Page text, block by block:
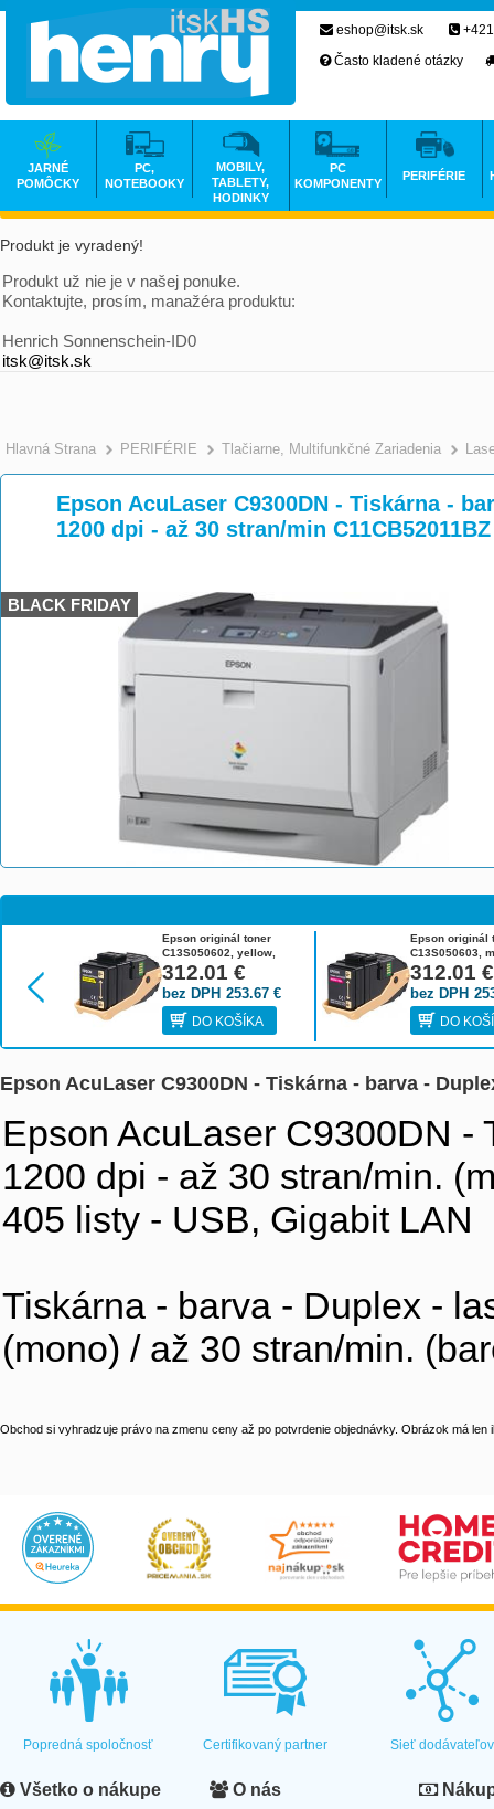
Produkt je vyradený!
Produkt už nie je v našej ponuke.
Kontaktujte, prosím, manažéra produktu:
Henrich Sonnenschein-ID0
itsk@itsk.sk
Hlavná Strana >
PERIFÉRIE >
Tlačiarne, Multifunkčné Zariadenia
Epson AcuLaser C9300DN - Tiskárna -
1200 dpi - až 30 stran/min C11CB52011BZ
BLACK FRIDAY
Epson originál toner
C13S050602, yellow,
7500str., Epson Aculaser
C9300N
312.01 €
253.67 €
bez DPH
DO KOŠÍKA
Epson originál
C13S050603,
7500str.,
C9300N
312.01
bez DPH
DO
Epson AcuLaser C9300DN - Tiskárna - barva -
Epson AcuLaser C9300DN -
1200 dpi - až 30 stran/min.
405 listy - USB, Gigabit LAN
Tiskárna - barva - Duplex -
(mono) / až 30 stran/min.
Obchod si vyhradzuje právo na zmenu ceny až po potvrdenie objednávky. Obrázok má len
eshop@itsk.sk
Často kladené otázky
JARNÉ
POMÔCKY
PC,
NOTEBOOKY
MOBILY,
TABLETY,
HODINKY
PC
KOMPONENTY
PERIFÉRIE
Popredná spoločnosť Certifikovaný partner Sieť dodávateľov
Všetko o nákupe O nás